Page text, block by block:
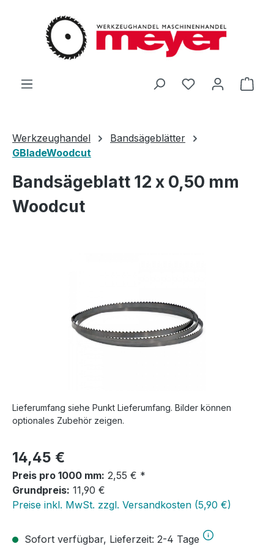
Zum Hauptinhalt springen
Du hast 0
Werkzeughandel
Bandsägeblätter
GBladeWoodcut
Bandsägeblatt 12 x 0,50 mm
Woodcut
Lieferumfang siehe Punkt Lieferumfang. Bilder können
optionales Zubehör zeigen.
Regulärer Preis:
14,45 €
Preis pro 1000 mm: 2,55 € *
Grundpreis: 11,90 €
Preise inkl. MwSt. zzgl. Versandkosten (5,90 €)
Sofort verfügbar, Lieferzeit: 2-4 Tage